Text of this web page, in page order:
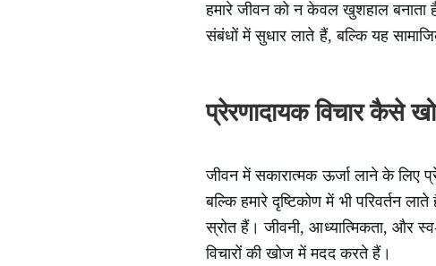
हमारे जीवन को न केवल खुशहाल बनाता
संबंधों में सुधार लाते हैं, बल्कि यह
प्रेरणादायक विचार कैसे
जीवन में सकारात्मक ऊर्जा लाने के लिए
बल्कि हमारे दृष्टिकोण में भी परिवर्तन
स्रोत हैं। जीवनी, आध्यात्मिकता, और
विचारों की खोज में मदद करते हैं।